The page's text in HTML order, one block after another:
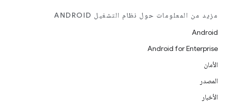
مزيد من المعلومات حول نظام التشغيل ANDROID
Android
Android for Enterprise
الأمان
المصدر
الأخبار